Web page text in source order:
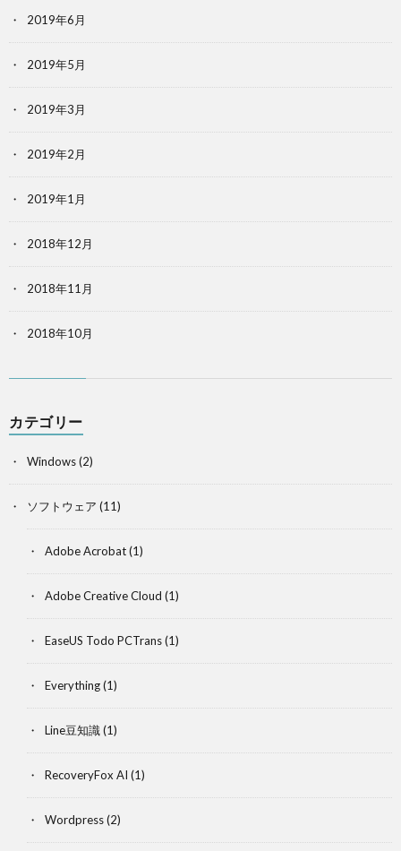
2019年6月
2019年5月
2019年3月
2019年2月
2019年1月
2018年12月
2018年11月
2018年10月
カテゴリー
Windows(2)
ソフトウェア (11)
Adobe Acrobat(1)
Adobe Creative Cloud (1)
EaseUS Todo PCTrans(1)
Everything(1)
Line豆知識(1)
RecoveryFox AI (1)
Wordpress(2)